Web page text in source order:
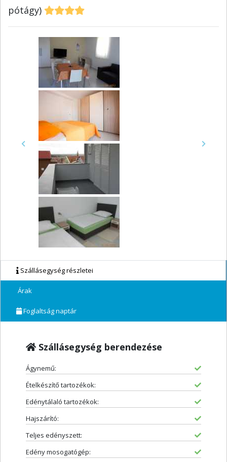
pótágy)
Previous Next
Szállásegység részletei
Árak
Foglaltság naptár
Szállásegység berendezése
Ágynemű:
Ételkészítő tartozékok:
Edénytálaló tartozékok:
Hajszárító:
Teljes edényszett:
Edény mosogatógép: